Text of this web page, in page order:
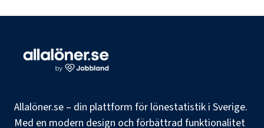
Allalöner.se – din plattform för lönestatistik i Sverige.
Med en modern design och förbättrad funktionalitet